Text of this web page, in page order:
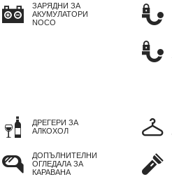
ЗАРЯДНИ ЗА
АКУМУЛАТОРИ
NOCO
ДРЕГЕРИ ЗА
АЛКОХОЛ
ДОПЪЛНИТЕЛНИ
ОГЛЕДАЛА ЗА
КАРАВАНА